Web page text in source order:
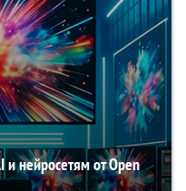
и нейросетям от Open